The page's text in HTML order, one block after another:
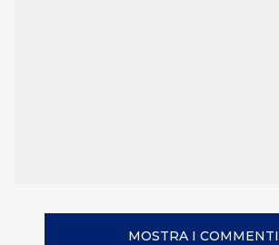
MOSTRA I COMMENTI